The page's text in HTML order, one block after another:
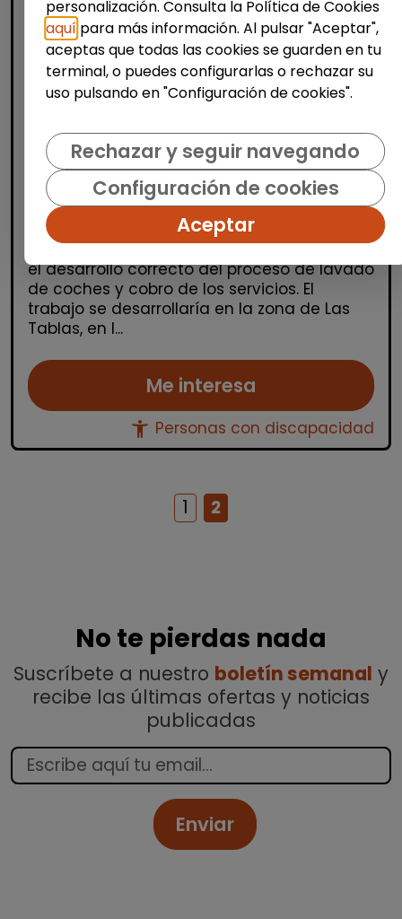
Limpieza y mantenimiento
Operario/a en lavadero de coches
(las tablas, madrid)
| España(Madrid)
Desarrollar las actividades necesarias para
el desarrollo correcto del proceso de lavado
de coches y cobro de los servicios. El
trabajo se desarrollaría en la zona de Las
Tablas, en l...
Me interesa
accessibility_new Personas con discapacidad
1 2
No te pierdas nada
Suscríbete a nuestro boletín semanal y
recibe las últimas ofertas y noticias
publicadas
Enviar
personalización. Consulta la Política de Cookies
aquí para más información. Al pulsar "Aceptar",
aceptas que todas las cookies se guarden en tu
terminal, o puedes configurarlas o rechazar su
uso pulsando en "Configuración de cookies".
Rechazar y seguir navegando
Configuración de cookies
Aceptar